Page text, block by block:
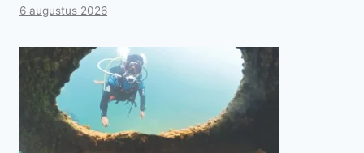
6 augustus 2026